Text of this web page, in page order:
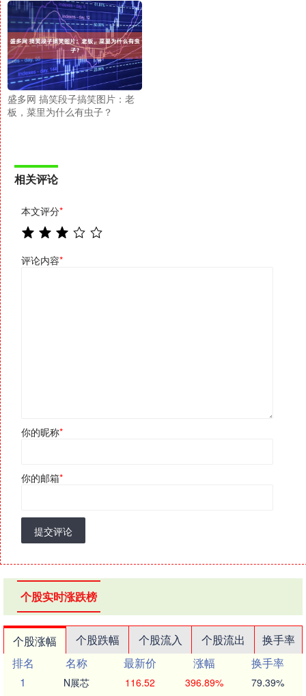
盛多网 搞笑段子搞笑图片：老
板，菜里为什么有虫子？
相关评论
本文评分*
评论内容*
你的昵称*
你的邮箱*
提交评论
个股实时涨跌榜
个股涨幅 个股跌幅 个股流入 个股流出
换手率
排名
名称 最新价 涨幅
换手率
1
N展芯 116.52 396.89% 79.39%